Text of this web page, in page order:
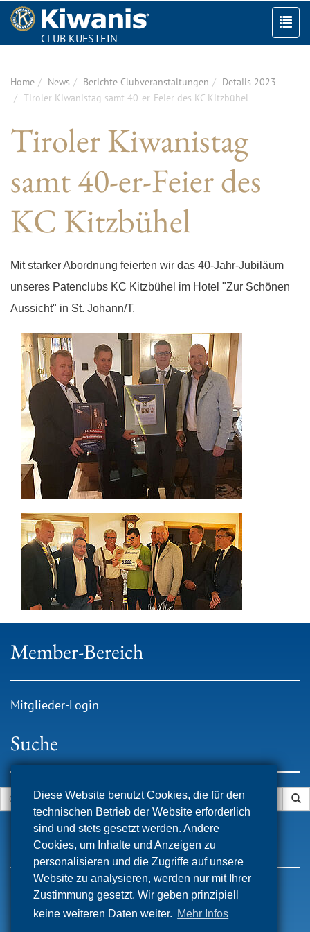
Diese Website benutzt Cookies, die für den
technischen Betrieb der Website erforderlich
sind und stets gesetzt werden. Andere
Cookies, um Inhalte und Anzeigen zu
personalisieren und die Zugriffe auf unsere
Website zu analysieren, werden nur mit Ihrer
Zustimmung gesetzt. Wir geben prinzipiell
keine weiteren Daten weiter. Mehr Infos
CLUB KUFSTEIN
Home News Berichte Clubveranstaltungen
Details 2023
Tiroler Kiwanistag samt 40-er-Feier des KC Kitzbühel
Tiroler Kiwanistag
samt 40-er-Feier des
KC Kitzbühel
Mit starker Abordnung feierten wir das 40-Jahr-Jubiläum
unseres Patenclubs KC Kitzbühel im Hotel "Zur Schönen
Aussicht" in St. Johann/T.
Member-Bereich
Mitglieder-Login
Suche
Service
Kontakt
Impressum